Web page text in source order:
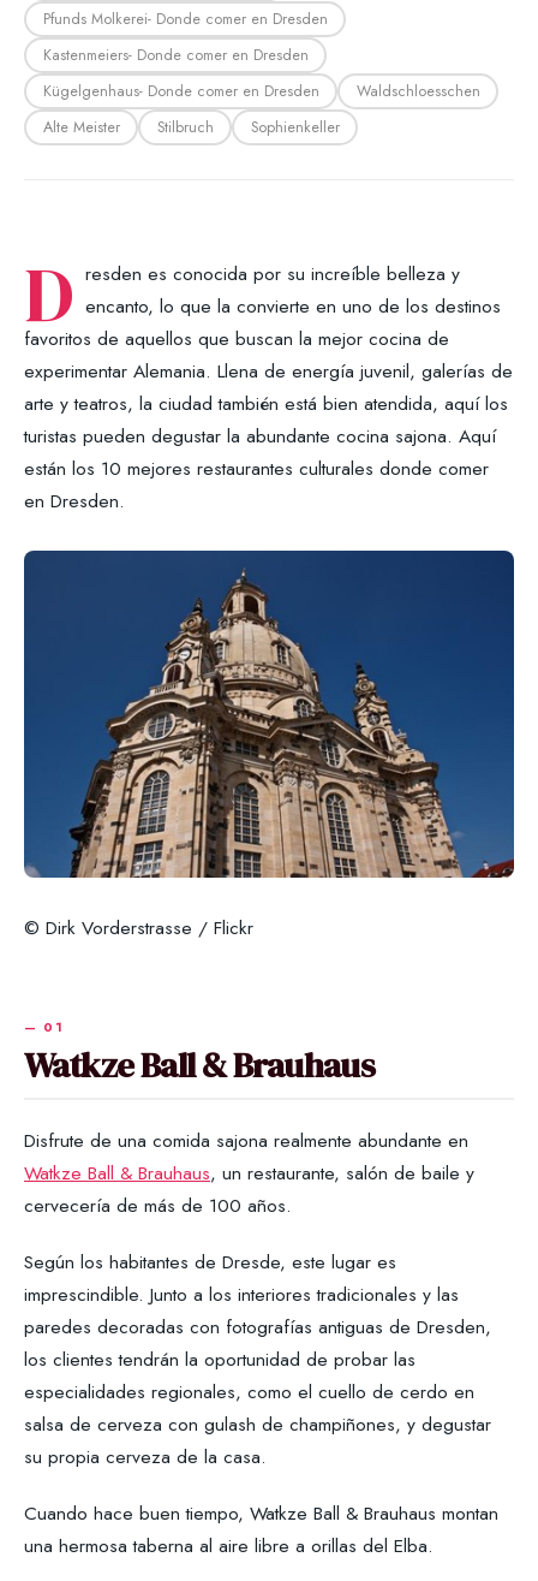
Pfunds Molkerei- Donde comer en Dresden
Kastenmeiers- Donde comer en Dresden
Kügelgenhaus- Donde comer en Dresden
Waldschloesschen
Alte Meister
Stilbruch Sophienkeller
D resden es conocida por su increíble belleza y
encanto, lo que la convierte en uno de los destinos
favoritos de aquellos que buscan la mejor cocina de
experimentar Alemania. Llena de energía juvenil, galerías de
arte y teatros, la ciudad también está bien atendida, aquí los
turistas pueden degustar la abundante cocina sajona. Aquí
están los 10 mejores restaurantes culturales donde comer
en Dresden.
© Dirk Vorderstrasse / Flickr
Watkze Ball & Brauhaus
Disfrute de una comida sajona realmente abundante en
Watkze Ball & Brauhaus, un restaurante, salón de baile y
cervecería de más de 100 años.
Según los habitantes de Dresde, este lugar es
imprescindible. Junto a los interiores tradicionales y las
paredes decoradas con fotografías antiguas de Dresden,
los clientes tendrán la oportunidad de probar las
especialidades regionales, como el cuello de cerdo en
salsa de cerveza con gulash de champiñones, y degustar
su propia cerveza de la casa.
Cuando hace buen tiempo, Watkze Ball & Brauhaus montan
una hermosa taberna al aire libre a orillas del Elba.